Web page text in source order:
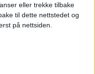
eller trekke tilbake
til dette nettstedet og
på nettsiden.